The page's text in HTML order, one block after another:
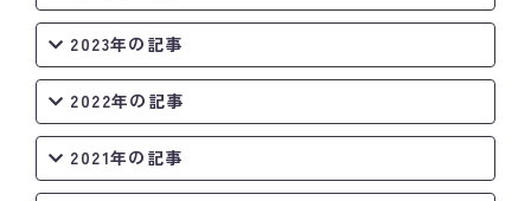
2023年の記事
2022年の記事
2021年の記事